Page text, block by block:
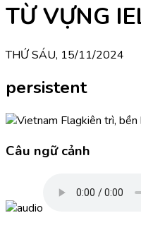
TỪ VỰNG
THỨ SÁU, 15/11/2024
persistent
kiên trì, bền
Câu ngữ cảnh